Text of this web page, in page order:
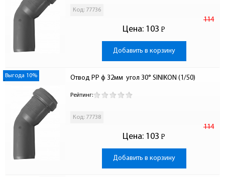
Код: 77736
Цена:
114
103 Р
-
Добавить в корзину
Выгода 10% Отвод PP ф 32мм  угол 30° SINIKON (1/50)
Рейтинг:
Код: 77738
Цена:
114
103 Р
-
Добавить в корзину